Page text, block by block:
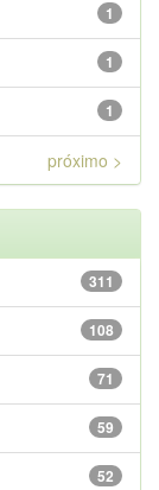
1
1
1
próximo >
311
108
71
59
52